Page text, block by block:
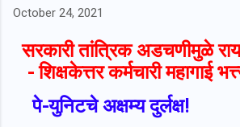
October 24, 2021
सरकारी तांत्रिक अडचणीमुळे
- शिक्षकेत्तर कर्मचारी महागाई
पे-युनिटचे अक्षम्य दुर्लक्ष!